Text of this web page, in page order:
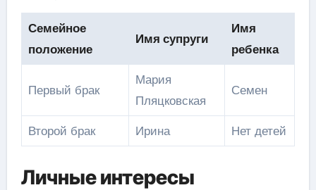
Семейное
положение
Имя супруги
Имя
ребенка
Первый брак
Мария
Пляцковская
Семен
Второй брак Ирина Нет детей
Личные интересы